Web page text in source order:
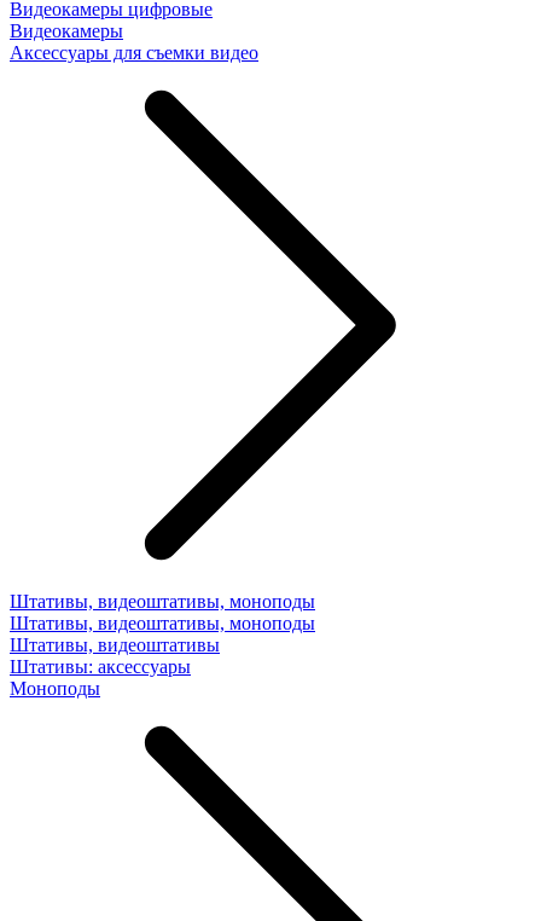
Видеокамеры цифровые
Видеокамеры
Аксессуары для съемки видео
Штативы, видеоштативы, моноподы
Штативы, видеоштативы, моноподы
Штативы, видеоштативы
Штативы: аксессуары
Моноподы